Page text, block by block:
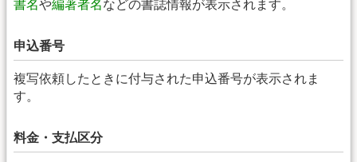
書名や編著者名などの書誌情報が表示されます。
申込番号
複写依頼したときに付与された申込番号が表示されま
す。
料金・支払区分